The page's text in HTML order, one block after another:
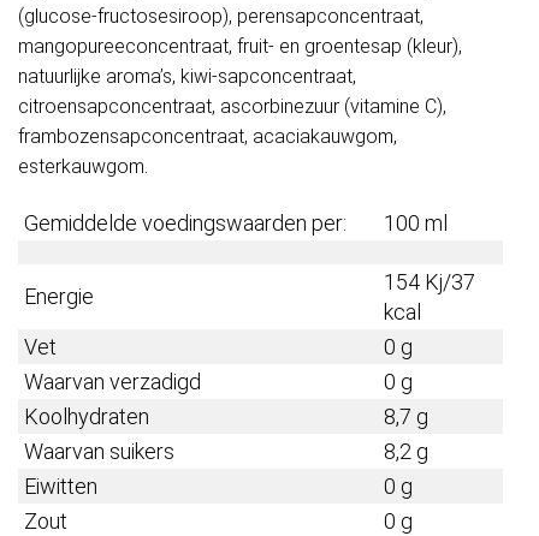
(glucose-fructosesiroop), perensapconcentraat,
mangopureeconcentraat, fruit- en groentesap (kleur),
natuurlijke aroma’s, kiwi-sapconcentraat,
citroensapconcentraat, ascorbinezuur (vitamine C),
frambozensapconcentraat, acaciakauwgom,
esterkauwgom.
Gemiddelde voedingswaarden per: 100 ml
Energie
154 Kj/37
kcal
Vet
0 g
Waarvan verzadigd
0 g
Koolhydraten
8,7 g
Waarvan suikers
8,2 g
Eiwitten
0 g
Zout
0 g